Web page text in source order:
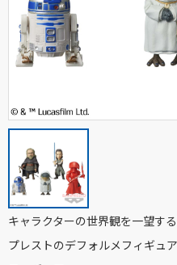
キャラクターの世界観を一望す
プレストのデフォルメフィギュ